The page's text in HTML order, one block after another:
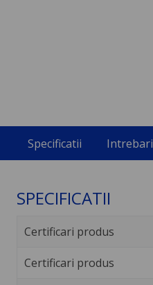
Specificatii Intrebari
SPECIFICATII
Certificari produs
Certificari produs